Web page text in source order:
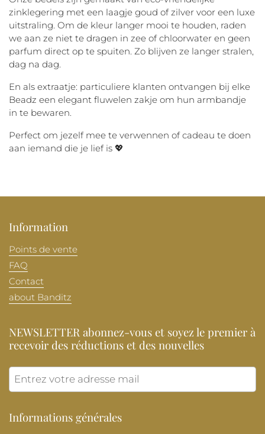
zinklegering met een laagje goud of zilver voor een luxe
uitstraling. Om de kleur langer mooi te houden, raden
we aan ze niet te dragen in zee of chloorwater en geen
parfum direct op te spuiten. Zo blijven ze langer stralen,
dag na dag.
En als extraatje: particuliere klanten ontvangen bij elke
Beadz een elegant fluwelen zakje om hun armbandje
in te bewaren.
Perfect om jezelf mee te verwennen of cadeau te doen
aan iemand die je lief is 💖
Information
Points de vente
FAQ
Contact
about Banditz
NEWSLETTER abonnez-vous et soyez le premier à
recevoir des réductions et des nouvelles
Informations générales